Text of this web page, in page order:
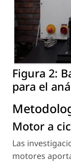
Figura 2:
para el
Motor a
Las
motores